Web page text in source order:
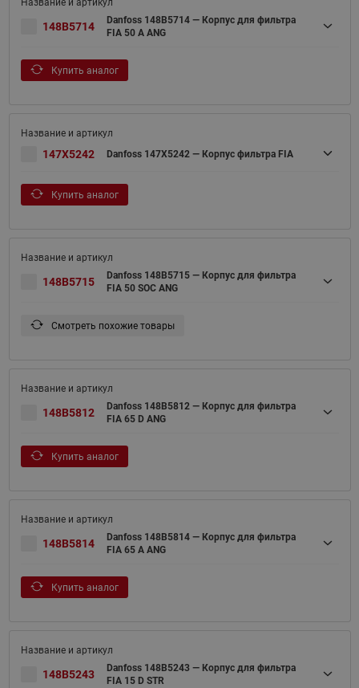
148B5714
Danfoss 148B5714 — Корпус для фильтра
FIA 50 A ANG
Купить аналог
147X5242 Danfoss 147X5242 — Корпус фильтра FIA
Купить аналог
148B5715
Danfoss 148B5715 — Корпус для фильтра
FIA 50 SOC ANG
Смотреть похожие товары
148B5812
Danfoss 148B5812 — Корпус для фильтра
FIA 65 D ANG
Купить аналог
148B5814
Danfoss 148B5814 — Корпус для фильтра
FIA 65 A ANG
Купить аналог
148B5243
Danfoss 148B5243 — Корпус для фильтра
FIA 15 D STR